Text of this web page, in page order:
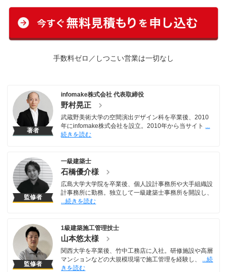
手数料ゼロ／しつこい営業は一切なし
著者
infomake株式会社 代表取締役
野村晃正
武蔵野美術大学の空間演出デザイン科を卒業後、2010
年にinfomake株式会社を設立。2010年から当サイト
監修者
一級建築士
石橋優介様
広島大学大学院を卒業後、個人設計事務所や大手組織設
計事務所に勤務。独立して一級建築士事務所を開設し、
監修者
1級建築施工管理技士
山本悠太様
関西大学を卒業後、竹中工務店に入社。研修施設や高層
マンションなどの大規模現場で施工管理を経験し、